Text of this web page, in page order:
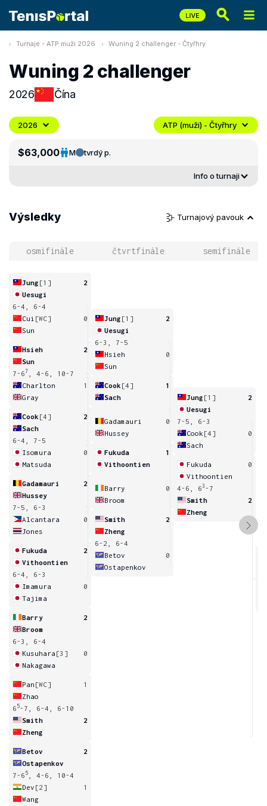
Turnaje - ATP muži 2026 Wuning 2 challenger - Čtyřhry
Wuning 2 challenger
2026 Čína
2026 ATP (muži) - Čtyřhry
$63,000 M tvrdý p.
Info o turnaji
Výsledky Turnajový pavouk
osmifinále čtvrtfinále semifinále
Jung [1]
2
Uesugi
6-4, 6-4
Cui [WC]
0
Sun
Hsieh
2
Sun
7-67
, 4-6, 10-7
Charlton
1
Gray
Cook [4]
2
Sach
6-4, 7-5
Isomura
0
Matsuda
Gadamauri
2
Hussey
7-5, 6-3
Alcantara
0
Jones
Fukuda
2
Vithoontien
6-4, 6-3
Imamura
0
Tajima
Barry
2
Broom
6-3, 6-4
Kusuhara [3]
0
Nakagawa
Pan [WC]
1
Zhao
6 5-7, 6-4, 6-10
Smith
2
Zheng
Betov
2
Ostapenkov
7-6 5
, 4-6, 10-4
Dev [2]
1
Wang
Jung [1]
2
Uesugi
6-3, 7-5
Hsieh
0
Sun
Cook [4]
1
Sach
Gadamauri
0
Hussey
Fukuda
1
Vithoontien
Barry
0
Broom
Smith
2
Zheng
6-2, 6-4
Betov
0
Ostapenkov
Jung [1]
2
Uesugi
7-5, 6-3
Cook [4]
0
Sach
Fukuda
0
Vithoontien
4-6, 63 -7
Smith
2
Zheng